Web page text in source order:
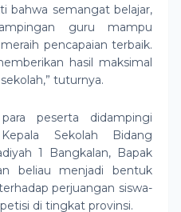
bahwa semangat belajar,
guru mampu
pencapaian terbaik.
hasil maksimal
tuturnya.
peserta didampingi
Sekolah Bidang
1 Bangkalan, Bapak
beliau menjadi bentuk
perjuangan siswa-
di tingkat provinsi.